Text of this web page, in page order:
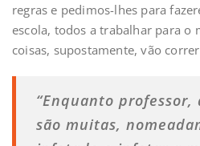
regras e pedimos-lhes para
escola, todos a trabalhar para o
coisas, supostamente, vão
“Enquanto professor,
são muitas,